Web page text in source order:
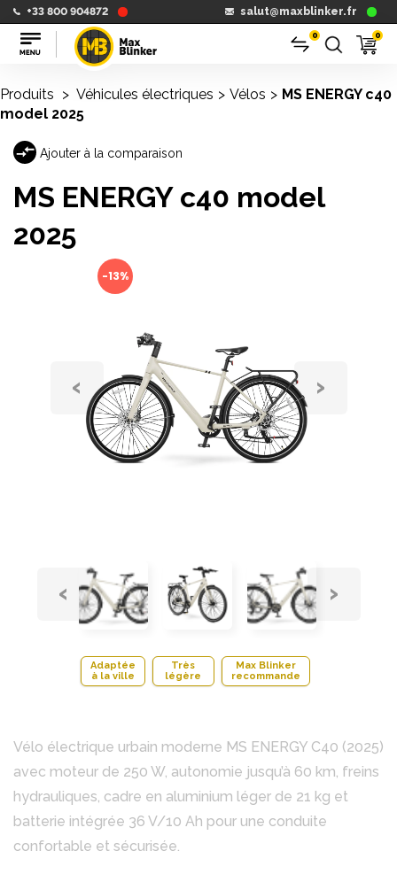
+33 800 904872 salut@maxblinker.fr
0 0
Produits > Véhicules électriques > Vélos > MS ENERGY c40
model 2025
Ajouter à la comparaison
MS ENERGY c40 model
2025
-13%
‹ ›
‹ ›
Adaptée
à la ville
Très
légère
Max Blinker
recommande
Vélo électrique urbain moderne MS ENERGY C40 (2025)
avec moteur de 250 W, autonomie jusqu’à 60 km, freins
hydrauliques, cadre en aluminium léger de 21 kg et
batterie intégrée 36 V/10 Ah pour une conduite
confortable et sécurisée.